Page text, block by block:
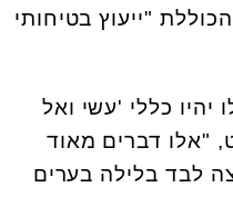
"ייעוץ בטיחותי
כללי 'עשי ואל
"אלו דברים מאוד
לבד בלילה בערים